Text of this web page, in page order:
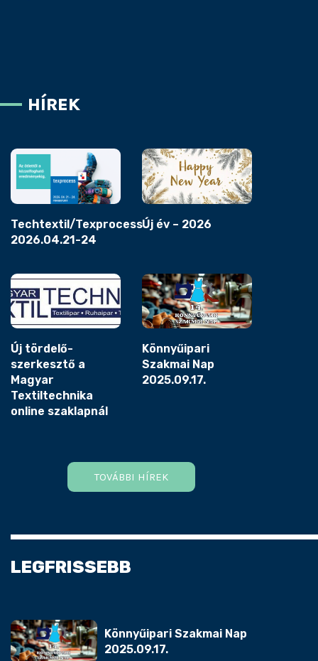
HÍREK
Techtextil/Texprocess
2026.04.21-24
Új év – 2026
Új tördelő-
szerkesztő a
Magyar
Textiltechnika
online szaklapnál
Könnyűipari
Szakmai Nap
2025.09.17.
TOVÁBBI HÍREK
LEGFRISSEBB
Könnyűipari Szakmai Nap
2025.09.17.